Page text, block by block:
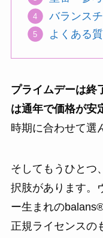
バランス
よくある
プライムデーは終
は通年で価格が安
時期に合わせて選
そしてもうひとつ
択肢があります。
ー生まれの
正規ライセンスの